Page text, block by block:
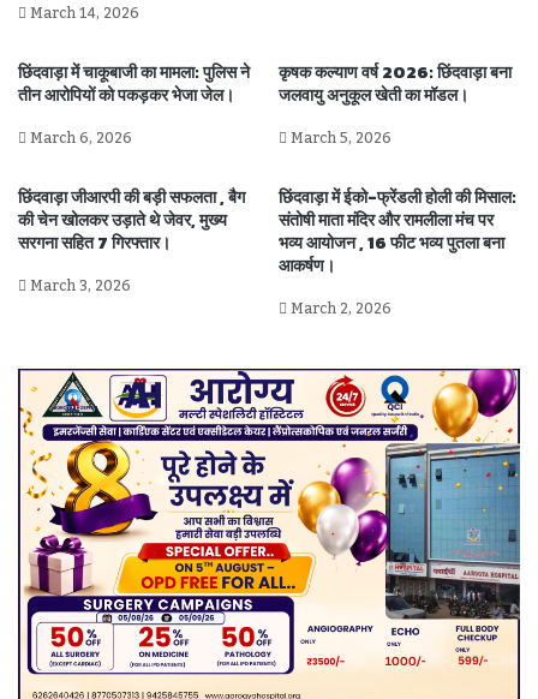
March 14, 2026
छिंदवाड़ा में चाकूबाजी का मामला: पुलिस ने
तीन आरोपियों को पकड़कर भेजा जेल।
March 6, 2026
कृषक कल्याण वर्ष 2026: छिंदवाड़ा बना
जलवायु अनुकूल खेती का मॉडल।
March 5, 2026
छिंदवाड़ा जीआरपी की बड़ी सफलता , बैग
की चेन खोलकर उड़ाते थे जेवर, मुख्य
सरगना सहित 7 गिरफ्तार।
March 3, 2026
छिंदवाड़ा में ईको-फ्रेंडली होली की मिसाल:
संतोषी माता मंदिर और रामलीला मंच पर
भव्य आयोजन , 16 फीट भव्य पुतला बना
आकर्षण।
March 2, 2026